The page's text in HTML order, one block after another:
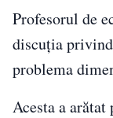
Profesorul de
discuția
problema
Acesta a arătat